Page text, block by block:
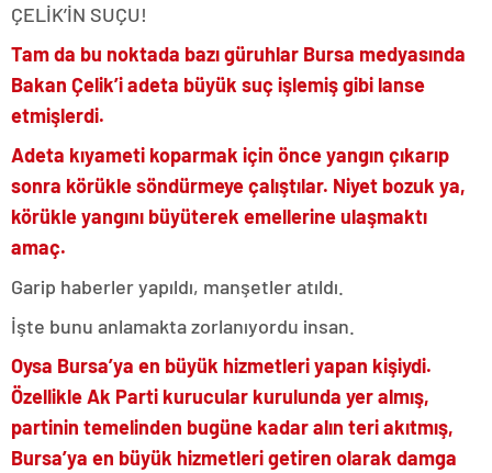
ÇELİK’İN SUÇU!
Tam da bu noktada bazı güruhlar Bursa medyasında
Bakan Çelik’i adeta büyük suç işlemiş gibi lanse
etmişlerdi.
Adeta kıyameti koparmak için önce yangın çıkarıp
sonra körükle söndürmeye çalıştılar. Niyet bozuk ya,
körükle yangını büyüterek emellerine ulaşmaktı
amaç.
Garip haberler yapıldı, manşetler atıldı.
İşte bunu anlamakta zorlanıyordu insan.
Oysa Bursa’ya en büyük hizmetleri yapan kişiydi.
Özellikle Ak Parti kurucular kurulunda yer almış,
partinin temelinden bugüne kadar alın teri akıtmış,
Bursa’ya en büyük hizmetleri getiren olarak damga